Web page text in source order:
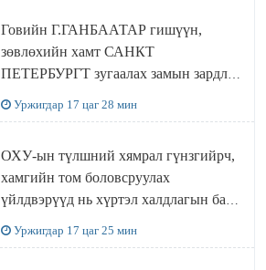
Говийн Г.ГАНБААТАР гишүүн,
зөвлөхийн хамт САНКТ
ПЕТЕРБУРГТ зугаалах замын зардлаа
Уржигдар 17 цаг 28 мин
ОХУ-ын түлшний хямрал гүнзгийрч,
хамгийн том боловсруулах
үйлдвэрүүд нь хүртэл халдлагын бай
Уржигдар 17 цаг 25 мин